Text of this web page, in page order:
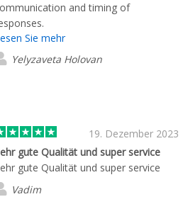
and timing of
Sie mehr
Yelyzaveta Holovan
19. Dezember 2023
gute Qualität und super service
gute Qualität und super service
Vadim